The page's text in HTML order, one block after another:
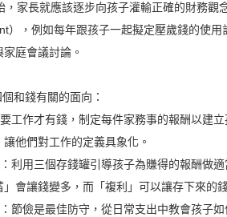
，家長就應該逐步向孩子灌輸正確的財務觀
），例如每年跟孩子一起擬定壓歲錢的使
庭會議討論。
和錢有關的面向：
工作才有錢，制定每件家務事的報酬以建
他們對工作的定義具象化。
利用三個存錢罐引導孩子為賺得的報酬做
會讓錢變多，而「複利」可以讓存下來的
節儉是最佳防守，從日常支出中教會孩子